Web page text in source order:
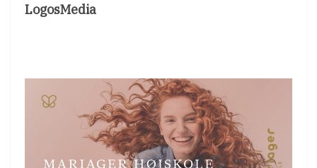
LogosMedia